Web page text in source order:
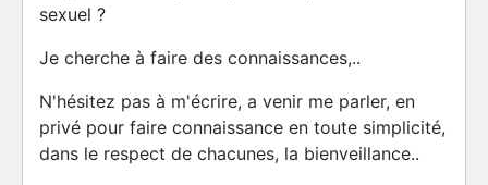
sexuel ?
Je cherche à faire des connaissances,..
N'hésitez pas à m'écrire, a venir me parler, en
privé pour faire connaissance en toute simplicité,
dans le respect de chacunes, la bienveillance..